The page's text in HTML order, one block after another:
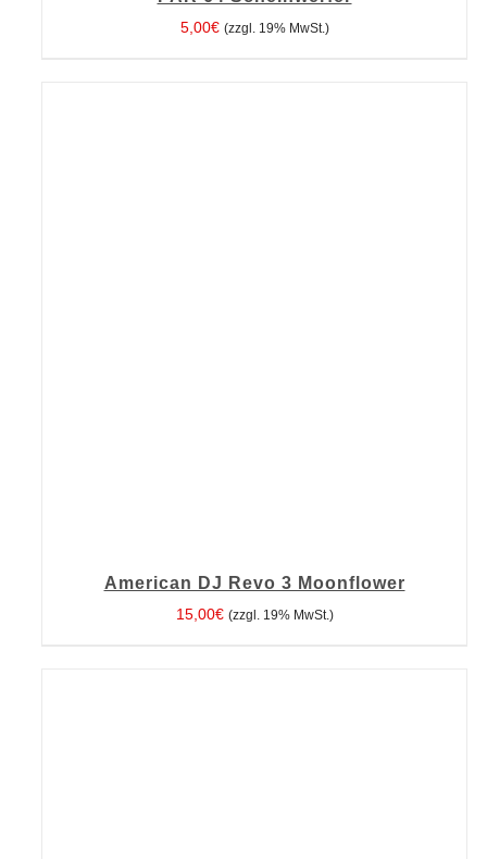
5,00€ (zzgl. 19% MwSt.)
American DJ Revo 3 Moonflower
15,00€ (zzgl. 19% MwSt.)